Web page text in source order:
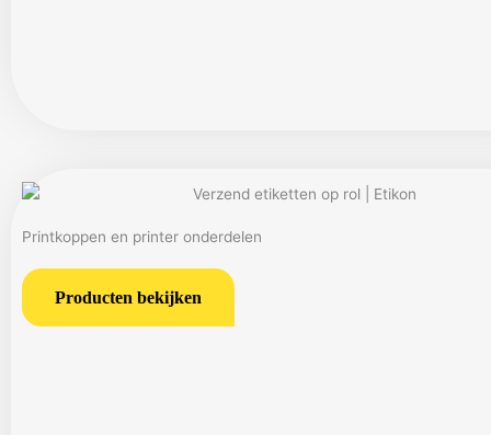
Printkoppen en printer onderdelen
Producten bekijken